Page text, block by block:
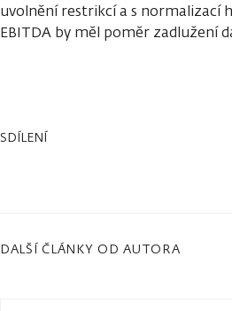
uvolnění restrikcí a s normalizací
EBITDA by měl poměr zadlužení
SDÍLENÍ
DALŠÍ ČLÁNKY OD AUTORA